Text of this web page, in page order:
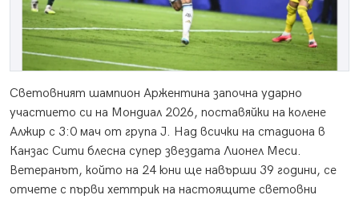
Световният шампион Аржентина започна ударно
участието си на Мондиал 2026, поставяйки на колене
Алжир с 3:0 мач от група J. Над всички на стадиона в
Канзас Сити блесна супер звездата Лионел Меси.
Ветеранът, който на 24 юни ще навърши 39 години, се
отчете с първи хеттрик на настоящите световни